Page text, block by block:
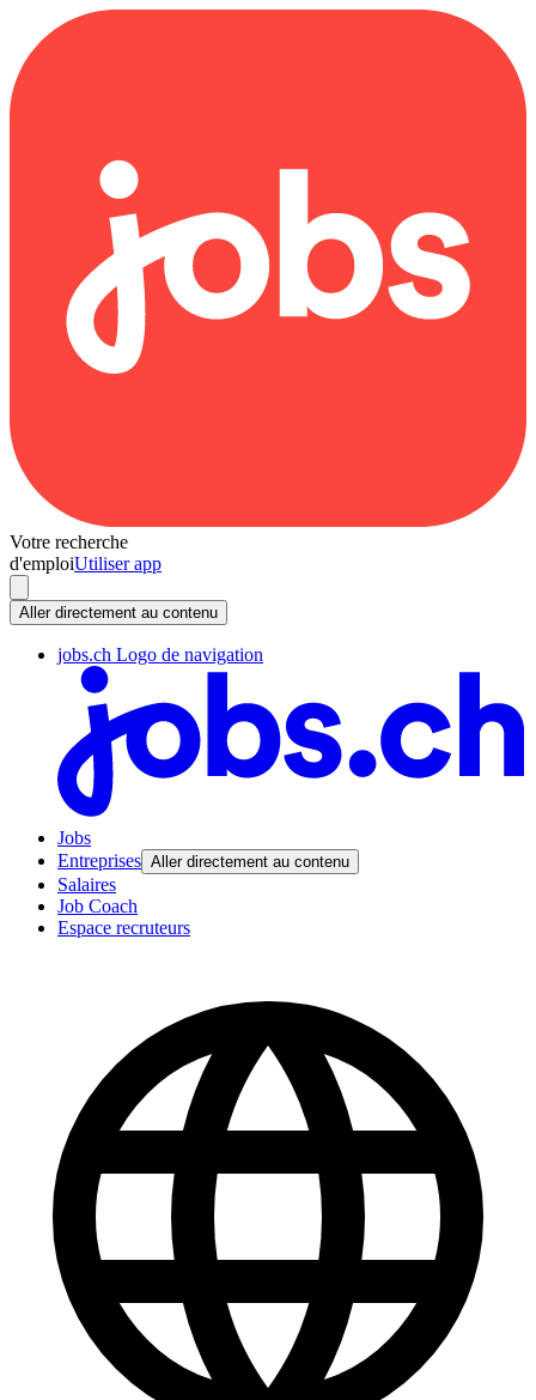
Votre recherche
d'emploiUtiliser app
Aller directement au contenu
jobs.ch Logo de navigation
Jobs
Entreprises Aller directement au contenu
Salaires
Job Coach
Espace recruteurs